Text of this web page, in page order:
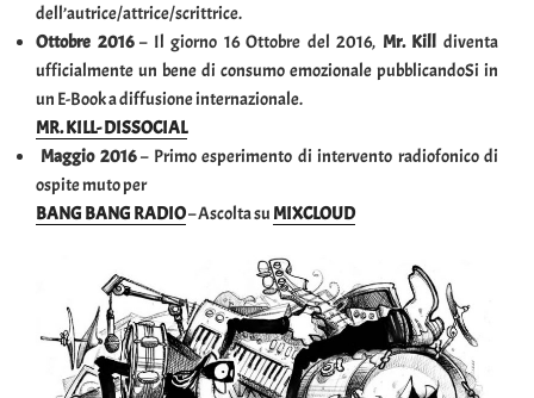
dell’autrice/attrice/scrittrice.
Ottobre 2016– Il giorno 16 Ottobre del 2016, Mr. Kill diventa
ufficialmente un bene di consumo emozionale pubblicandoSi in
un E-Book a diffusione internazionale.
MR. KILL- DISSOCIAL
Maggio 2016– Primo esperimento di intervento radiofonico di
ospite muto per
BANG BANG RADIO– Ascolta su MIXCLOUD